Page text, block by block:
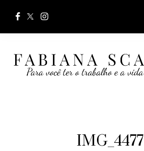
IMG_4477